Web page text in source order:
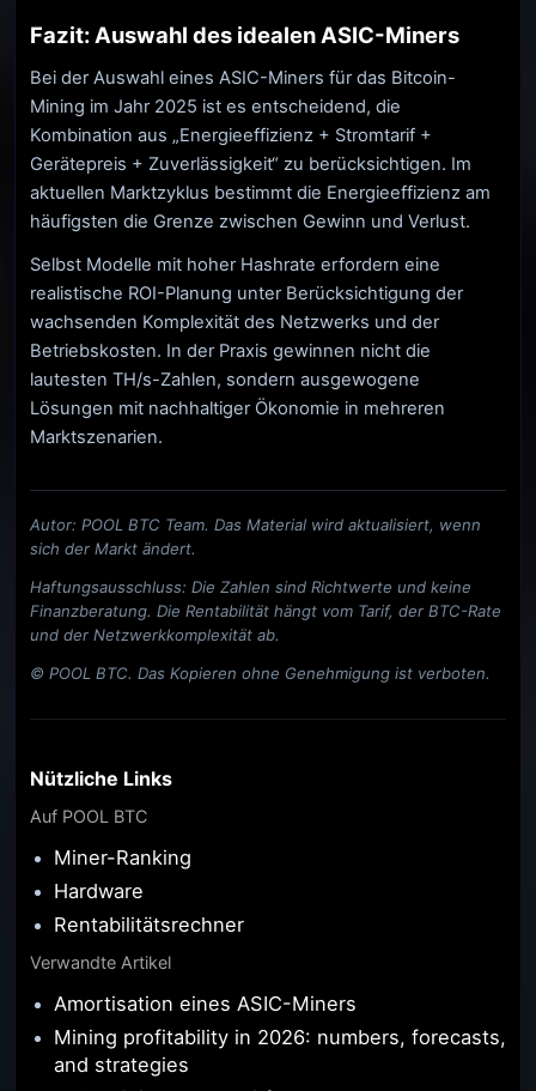
Fazit: Auswahl des idealen ASIC-Miners
Bei der Auswahl eines ASIC-Miners für das Bitcoin-
Mining im Jahr 2025 ist es entscheidend, die
Kombination aus „Energieeffizienz + Stromtarif +
Gerätepreis + Zuverlässigkeit“ zu berücksichtigen. Im
aktuellen Marktzyklus bestimmt die Energieeffizienz am
häufigsten die Grenze zwischen Gewinn und Verlust.
Selbst Modelle mit hoher Hashrate erfordern eine
realistische ROI-Planung unter Berücksichtigung der
wachsenden Komplexität des Netzwerks und der
Betriebskosten. In der Praxis gewinnen nicht die
lautesten TH/s-Zahlen, sondern ausgewogene
Lösungen mit nachhaltiger Ökonomie in mehreren
Marktszenarien.
Autor: POOL BTC Team. Das Material wird aktualisiert, wenn
sich der Markt ändert.
Haftungsausschluss: Die Zahlen sind Richtwerte und keine
Finanzberatung. Die Rentabilität hängt vom Tarif, der BTC-Rate
und der Netzwerkkomplexität ab.
© POOL BTC. Das Kopieren ohne Genehmigung ist verboten.
Nützliche Links
Auf POOL BTC
Miner-Ranking
Hardware
Rentabilitätsrechner
Verwandte Artikel
Amortisation eines ASIC-Miners
Mining profitability in 2026: numbers, forecasts,
and strategies